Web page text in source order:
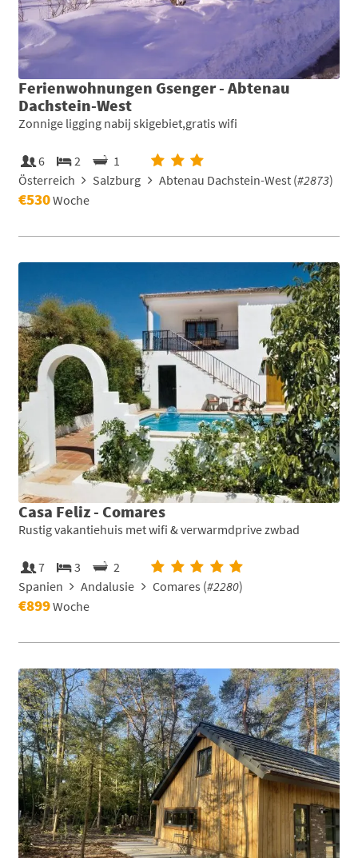
Ferienwohnungen Gsenger - Abtenau
Dachstein-West
Zonnige ligging nabij skigebiet,gratis wifi
6 2
1
Österreich
Salzburg Abtenau Dachstein-West (#2873)
€530Woche
Casa Feliz - Comares
Rustig vakantiehuis met wifi & verwarmdprive zwbad
7 3
2
Spanien
Andalusie Comares (#2280)
€899Woche